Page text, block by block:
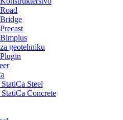
geotehniku
Steel
Concrete